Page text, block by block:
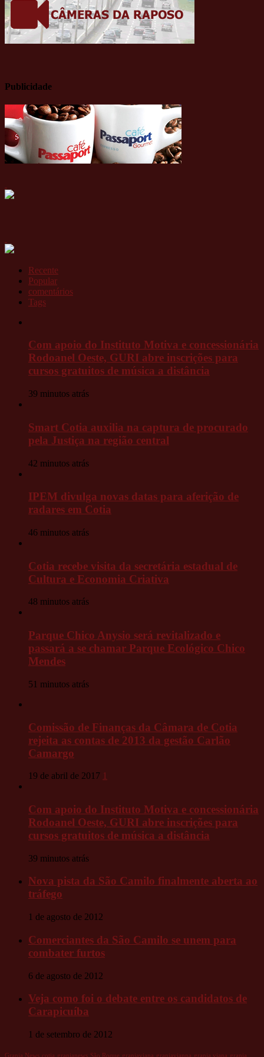
Publicidade
Recente
Popular
comentários
Tags
Com apoio do Instituto Motiva e concessionária
Rodoanel Oeste, GURI abre inscrições para
cursos gratuitos de música a distância
39 minutos atrás
Smart Cotia auxilia na captura de procurado
pela Justiça na região central
42 minutos atrás
IPEM divulga novas datas para aferição de
radares em Cotia
46 minutos atrás
Cotia recebe visita da secretária estadual de
Cultura e Economia Criativa
48 minutos atrás
Parque Chico Anysio será revitalizado e
passará a se chamar Parque Ecológico Chico
Mendes
51 minutos atrás
Comissão de Finanças da Câmara de Cotia
rejeita as contas de 2013 da gestão Carlão
Camargo
19 de abril de 2017 1
Com apoio do Instituto Motiva e concessionária
Rodoanel Oeste, GURI abre inscrições para
cursos gratuitos de música a distância
39 minutos atrás
Nova pista da São Camilo finalmente aberta ao
tráfego
1 de agosto de 2012
Comerciantes da São Camilo se unem para
combater furtos
6 de agosto de 2012
Veja como foi o debate entre os candidatos de
Carapicuíba
1 de setembro de 2012
Granja News cotia granjanews São Roque granjaviana granjavianna granja viana granja